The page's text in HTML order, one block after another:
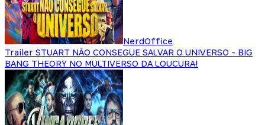
NerdOffice
Trailer STUART NÃO CONSEGUE SALVAR O UNIVERSO - BIG
BANG THEORY NO MULTIVERSO DA LOUCURA!